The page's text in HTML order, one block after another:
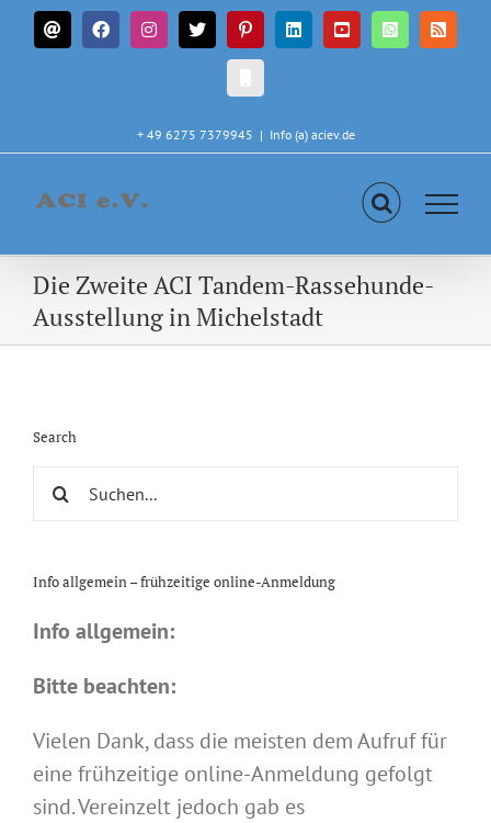
Zum
InhaltE-
Mail
FacebookInstagram
X PinterestLinkedInYouTubeWhatsApp
Rss
IN
+ 49 6275 7379945 | Info (a) aciev.de
Die Zweite ACI Tandem-Rassehunde-
Ausstellung in Michelstadt
Search
Suche
Info allgemein – frühzeitige online-Anmeldung
Info allgemein:
Bitte beachten:
Vielen Dank, dass die meisten dem Aufruf für
eine frühzeitige online-Anmeldung gefolgt
sind. Vereinzelt jedoch gab es